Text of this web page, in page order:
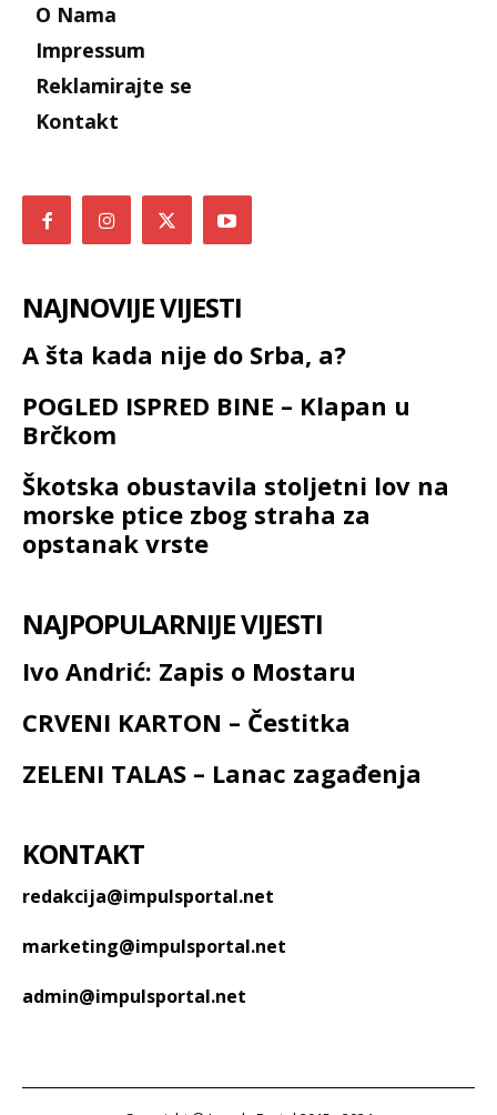
O Nama
Impressum
Reklamirajte se
Kontakt
NAJNOVIJE VIJESTI
A šta kada nije do Srba, a?
POGLED ISPRED BINE – Klapan u
Brčkom
Škotska obustavila stoljetni lov na
morske ptice zbog straha za
opstanak vrste
NAJPOPULARNIJE VIJESTI
Ivo Andrić: Zapis o Mostaru
CRVENI KARTON – Čestitka
ZELENI TALAS – Lanac zagađenja
KONTAKT
redakcija@impulsportal.net
marketing@impulsportal.net
admin@impulsportal.net